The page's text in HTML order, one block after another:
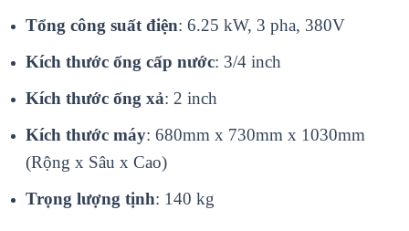
Tổng công suất điện: 6.25 kW, 3 pha, 380V
Kích thước ống cấp nước: 3/4 inch
Kích thước ống xả: 2 inch
Kích thước máy: 680mm x 730mm x 1030mm
(Rộng x Sâu x Cao)
Trọng lượng tịnh: 140 kg